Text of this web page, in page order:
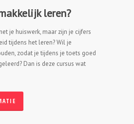
= LEUK leren?
je huiswerk, maar zijn je cijfers
tijdens het leren? Wil je
zodat je tijdens je toets goed
Dan is deze cursus wat